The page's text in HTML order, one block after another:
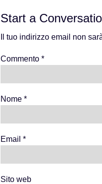
Start a
Il tuo indirizzo email non
Commento *
Nome *
Email *
Sito web